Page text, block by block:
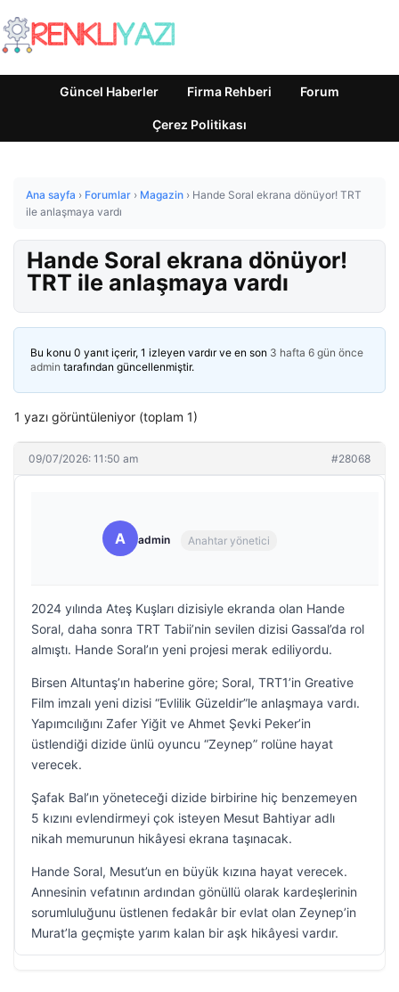
Güncel Haberler Firma Rehberi Forum
Çerez Politikası
Ana sayfa › Forumlar › Magazin › Hande Soral ekrana dönüyor! TRT
ile anlaşmaya vardı
Hande Soral ekrana dönüyor!
TRT ile anlaşmaya vardı
Bu konu 0 yanıt içerir, 1 izleyen vardır ve en son 3 hafta 6 gün önce
admin tarafından güncellenmiştir.
1 yazı görüntüleniyor (toplam 1)
09/07/2026: 11:50 am #28068
A admin Anahtar yönetici
2024 yılında Ateş Kuşları dizisiyle ekranda olan Hande
Soral, daha sonra TRT Tabii’nin sevilen dizisi Gassal’da rol
almıştı. Hande Soral’ın yeni projesi merak ediliyordu.
Birsen Altuntaş’ın haberine göre; Soral, TRT1’in Greative
Film imzalı yeni dizisi “Evlilik Güzeldir”le anlaşmaya vardı.
Yapımcılığını Zafer Yiğit ve Ahmet Şevki Peker’in
üstlendiği dizide ünlü oyuncu “Zeynep” rolüne hayat
verecek.
Şafak Bal’ın yöneteceği dizide birbirine hiç benzemeyen
5 kızını evlendirmeyi çok isteyen Mesut Bahtiyar adlı
nikah memurunun hikâyesi ekrana taşınacak.
Hande Soral, Mesut’un en büyük kızına hayat verecek.
Annesinin vefatının ardından gönüllü olarak kardeşlerinin
sorumluluğunu üstlenen fedakâr bir evlat olan Zeynep’in
Murat’la geçmişte yarım kalan bir aşk hikâyesi vardır.